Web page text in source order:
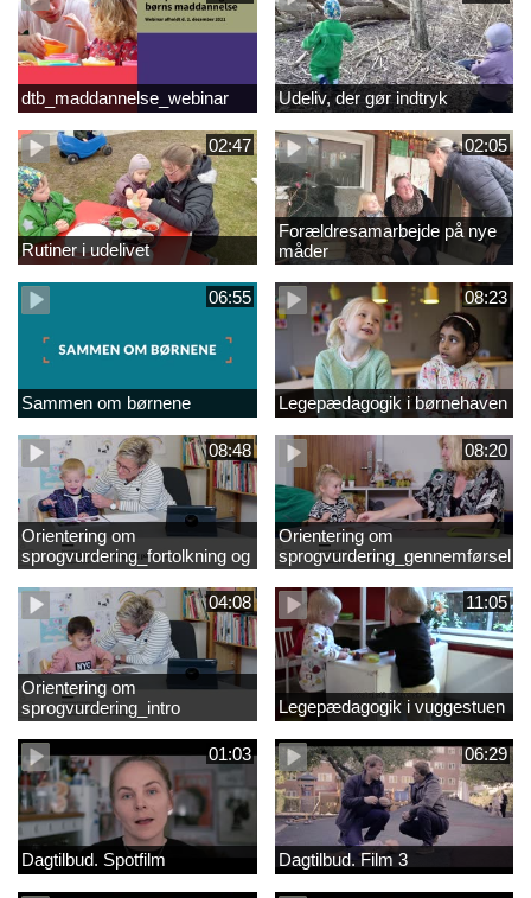
dtb_maddannelse_webinar Udeliv, der gør indtryk
02:47
Rutiner i udelivet
02:05
Forældresamarbejde på nye
måder
06:55
Sammen om børnene
08:23
Legepædagogik i børnehaven
08:48
Orientering om
sprogvurdering_fortolkning og
opfølgning
08:20
Orientering om
sprogvurdering_gennemførsel
04:08
Orientering om
sprogvurdering_intro
11:05
Legepædagogik i vuggestuen
01:03
Dagtilbud. Spotfilm
06:29
Dagtilbud. Film 3